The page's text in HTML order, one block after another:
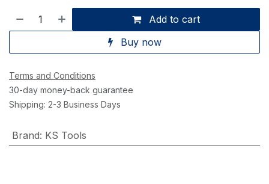
Add to cart
Buy now
Terms and Conditions
30-day money-back guarantee
Shipping: 2-3 Business Days
Brand: KS Tools